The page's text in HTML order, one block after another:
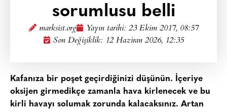
sorumlusu belli
marksist.org Yayın tarihi: 23 Ekim 2017, 08:57
Son Değişiklik: 12 Haziran 2026, 12:35
Kafanıza bir poşet geçirdiğinizi düşünün. İçeriye
oksijen girmedikçe zamanla hava kirlenecek ve bu
kirli havayı solumak zorunda kalacaksınız. Artan